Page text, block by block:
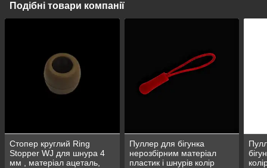
Подібні товари компанії
Стопер круглий Ring
Stopper WJ для шнура 4
мм , матеріал ацеталь,
Пуллер для бігунка
нерозбірним матеріал
пластик і шнурів колір